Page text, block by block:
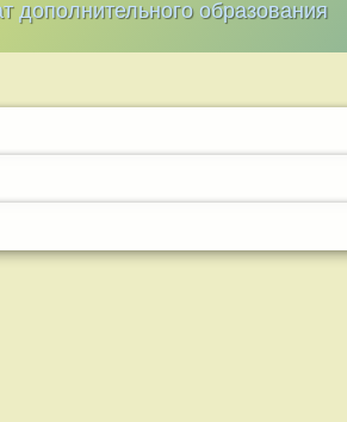
дополнительного образования